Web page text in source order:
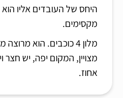
היחס של העובדים אליו הוא
מקסימים.
מלון 4 כוכבים. הוא
מצויין, המקום יפה, יש חצר
אחוז.